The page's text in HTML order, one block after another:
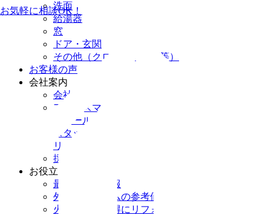
お気軽に相談OK！
洗面
給湯器
窓
ドア・玄関
その他（クロス・床貼替等）
お客様の声
会社案内
会社案内
アクセスマップ
ショールームのご案内
スタッフ紹介
リック・プロのこだわり
採用情報
お役立ち情報
最新チラシ情報
外装リフォームの参考価格
火災保険でお得にリフォーム